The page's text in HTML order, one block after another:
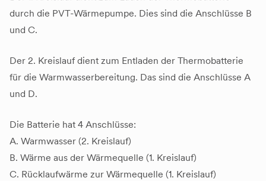
durch die PVT-Wärmepumpe. Dies sind die Anschlüsse B
und C.
Der 2. Kreislauf dient zum Entladen der Thermobatterie
für die Warmwasserbereitung. Das sind die Anschlüsse A
und D.
Die Batterie hat 4 Anschlüsse:
A. Warmwasser (2. Kreislauf)
B. Wärme aus der Wärmequelle (1. Kreislauf)
C. Rücklaufwärme zur Wärmequelle (1. Kreislauf)